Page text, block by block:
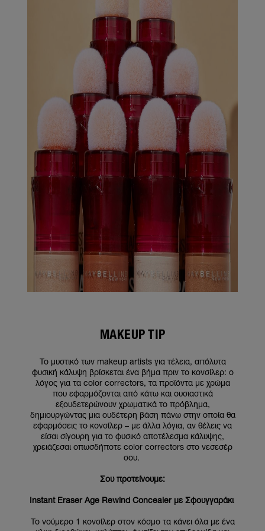
MAKEUP TIP
Το μυστικό των makeup artists για τέλεια, απόλυτα
φυσική κάλυψη βρίσκεται ένα βήμα πριν το κονσίλερ: ο
λόγος για τα color correctors, τα προϊόντα με χρώμα
που εφαρμόζονται από κάτω και ουσιαστικά
εξουδετερώνουν χρωματικά το πρόβλημα,
δημιουργώντας μια ουδέτερη βάση πάνω στην οποία θα
εφαρμόσεις το κονσίλερ – με άλλα λόγια, αν θέλεις να
είσαι σίγουρη για το φυσικό αποτέλεσμα κάλυψης,
χρειάζεσαι οπωσδήποτε color correctors στο νεσεσέρ
σου.
Σου προτείνουμε:
Instant Eraser Age Rewind Concealer με Σφουγγαράκι
Το νούμερο 1 κονσίλερ στον κόσμο τα κάνει όλα με ένα